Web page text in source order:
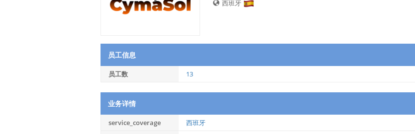
西班牙
员工信息
员工数 13
业务详情
service_coverage
西班牙